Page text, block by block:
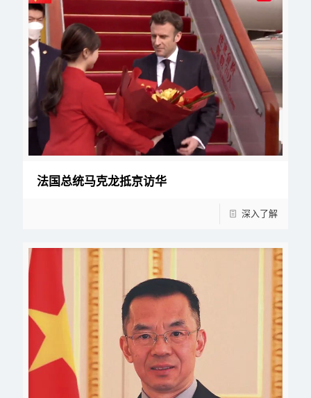
法国总统马克龙抵京访华
深入了解